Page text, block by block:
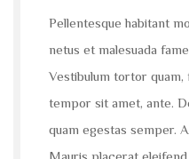
Pellentesque habitant
netus et malesuada
Vestibulum tortor quam,
tempor sit amet, ante.
quam egestas semper.